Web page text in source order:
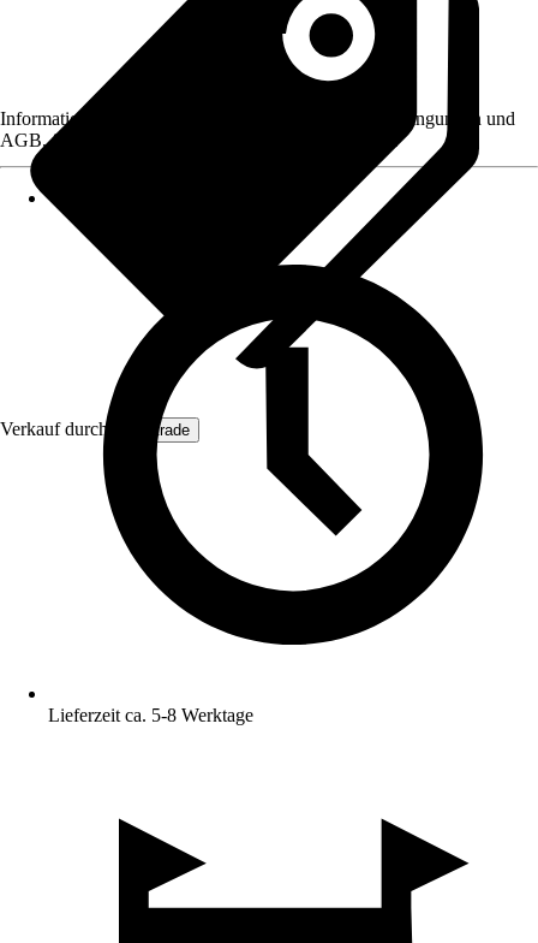
Verkauf durch: Hoortrade
Informationen des Verkäufers, wie z. B. Rückgabebedingungen und
AGB, finden Sie bei Klick auf den Verkäufernamen.
Lieferzeit ca. 5-8 Werktage